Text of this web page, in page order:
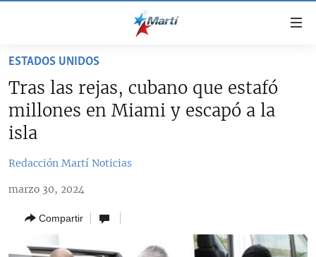
accesibilidad
contenido
principal
navegación
principal
CUBA
CUBA
SOBRE CUBA
ESTADOS UNIDOS
DEPORTES
ARTE Y ENTRETENIMIENTO
ESTADOS UNIDOS
Tras las rejas, cubano que estafó
millones en Miami y escapó a la
isla
Redacción Martí Noticias
marzo 30, 2024
Compartir